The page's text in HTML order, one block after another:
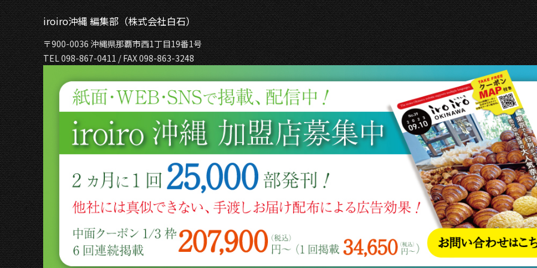
iroiro沖縄 編集部（株式会社白石）
〒900-0036 沖縄県那覇市西1丁目19番1号
TEL 098-867-0411 / FAX 098-863-3248